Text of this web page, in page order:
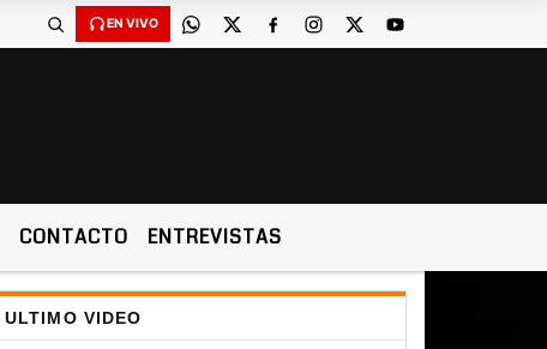
EN VIVO
CONTACTO ENTREVISTAS
ULTIMO VIDEO